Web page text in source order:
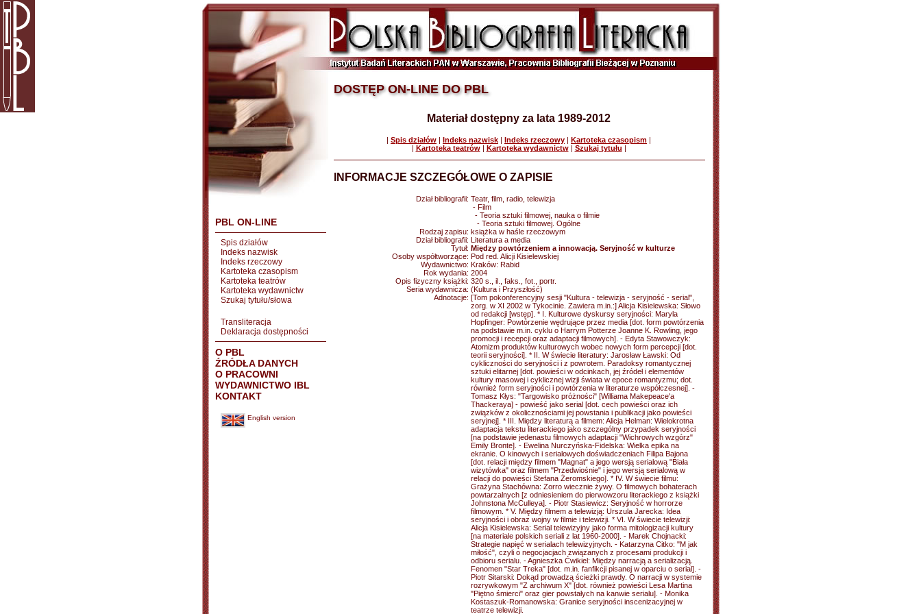
PBL ON-LINE
Spis działów
Indeks nazwisk
Indeks rzeczowy
Kartoteka czasopism
Kartoteka teatrów
Kartoteka wydawnictw
Szukaj tytułu/słowa
Transliteracja
Deklaracja dostępności
O PBL
ŹRÓDŁA DANYCH
O PRACOWNI
WYDAWNICTWO IBL
KONTAKT
English version
DOSTĘP ON-LINE DO PBL
Materiał dostępny za lata 1989-2012
| Spis działów | Indeks nazwisk | Indeks rzeczowy | Kartoteka czasopism |
| Kartoteka teatrów| Kartoteka wydawnictw| Szukaj tytułu |
INFORMACJE SZCZEGÓŁOWE O ZAPISIE
Dział bibliografii: Teatr, film, radio, telewizja
- Film
- Teoria sztuki filmowej, nauka o filmie
- Teoria sztuki filmowej. Ogólne
Rodzaj zapisu: książka w haśle rzeczowym
Dział bibliografii: Literatura a media
Tytuł: Między powtórzeniem a innowacją. Seryjność w kulturze
Osoby współtworzące: Pod red. Alicji Kisielewskiej
Wydawnictwo: Kraków: Rabid
Rok wydania: 2004
Opis fizyczny książki: 320 s., il., faks., fot., portr.
Seria wydawnicza: (Kultura i Przyszłość)
Adnotacje: [Tom pokonferencyjny sesji "Kultura - telewizja - seryjność - serial",
zorg. w XI 2002 w Tykocinie. Zawiera m.in.:] Alicja Kisielewska: Słowo
od redakcji [wstęp]. * I. Kulturowe dyskursy seryjności: Maryla
Hopfinger: Powtórzenie wędrujące przez media [dot. form powtórzenia
na podstawie m.in. cyklu o Harrym Potterze Joanne K. Rowling, jego
promocji i recepcji oraz adaptacji filmowych]. - Edyta Stawowczyk:
Atomizm produktów kulturowych wobec nowych form percepcji [dot.
teorii seryjności]. * II. W świecie literatury: Jarosław Ławski: Od
cykliczności do seryjności i z powrotem. Paradoksy romantycznej
sztuki elitarnej [dot. powieści w odcinkach, jej źródeł i elementów
kultury masowej i cyklicznej wizji świata w epoce romantyzmu; dot.
również form seryjności i powtórzenia w literaturze współczesnej]. -
Tomasz Kłys: "Targowisko próżności" [Williama Makepeace'a
Thackeraya] - powieść jako serial [dot. cech powieści oraz ich
związków z okolicznościami jej powstania i publikacji jako powieści
seryjnej]. * III. Między literaturą a filmem: Alicja Helman: Wielokrotna
adaptacja tekstu literackiego jako szczególny przypadek seryjności
[na podstawie jedenastu filmowych adaptacji "Wichrowych wzgórz"
Emily Bronte]. - Ewelina Nurczyńska-Fidelska: Wielka epika na
ekranie. O kinowych i serialowych doświadczeniach Filipa Bajona
[dot. relacji między filmem "Magnat" a jego wersją serialową "Biała
wizytówka" oraz filmem "Przedwiośnie" i jego wersją serialową w
relacji do powieści Stefana Żeromskiego]. * IV. W świecie filmu:
Grażyna Stachówna: Zorro wiecznie żywy. O filmowych bohaterach
powtarzalnych [z odniesieniem do pierwowzoru literackiego z książki
Johnstona McCulleya]. - Piotr Stasiewicz: Seryjność w horrorze
filmowym. * V. Między filmem a telewizją: Urszula Jarecka: Idea
seryjności i obraz wojny w filmie i telewizji. * VI. W świecie telewizji:
Alicja Kisielewska: Serial telewizyjny jako forma mitologizacji kultury
[na materiale polskich seriali z lat 1960-2000]. - Marek Chojnacki:
Strategie napięć w serialach telewizyjnych. - Katarzyna Citko: "M jak
miłość", czyli o negocjacjach związanych z procesami produkcji i
odbioru serialu. - Agnieszka Ćwikiel: Między narracją a serializacją.
Fenomen "Star Treka" [dot. m.in. fanfikcji pisanej w oparciu o serial]. -
Piotr Sitarski: Dokąd prowadzą ścieżki prawdy. O narracji w systemie
rozrywkowym "Z archiwum X" [dot. również powieści Lesa Martina
"Piętno śmierci" oraz gier powstałych na kanwie serialu]. - Monika
Kostaszuk-Romanowska: Granice seryjności inscenizacyjnej w
teatrze telewizji.